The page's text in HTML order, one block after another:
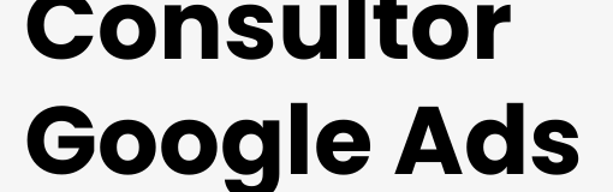
Google Ads